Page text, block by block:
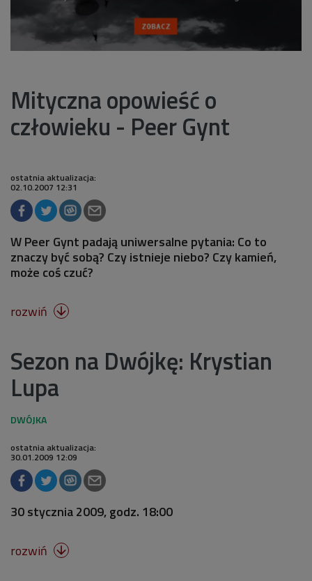
Mityczna opowieść o
człowieku - Peer Gynt
ostatnia aktualizacja:
02.10.2007 12:31
W Peer Gynt padają uniwersalne pytania: Co to
znaczy być sobą? Czy istnieje niebo? Czy kamień,
może coś czuć?
rozwiń 
Sezon na Dwójkę: Krystian
Lupa
ostatnia aktualizacja:
30.01.2009 12:09
30 stycznia 2009, godz. 18:00
rozwiń 